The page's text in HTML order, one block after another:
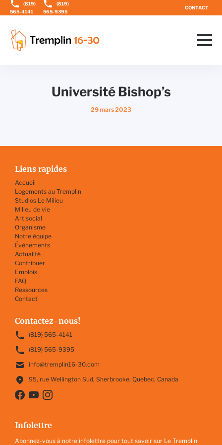
Aller
directement
contenu
Aller
principal
(819)
565-4141
(819)
565-9395
CONTACT
Université Bishop’s
Publié
29 mars 2023
Liens rapides
Accueil
Logements au Tremplin
Studios Le Milieu
Milieu de vie
Art social
Organisme
Notre équipe
Événements
Actualité
Contribuer
Emplois
FAQ
Ressources
Contact
Contactez-nous!
(819) 565-4141
(819) 565-9395
info@tremplin16-30.com
95, rue Wellington Sud, Sherbrooke, Quebec, Canada
Infolettre
Abonnez-vous à notre infolettre pour tout savoir sur Le Tremplin